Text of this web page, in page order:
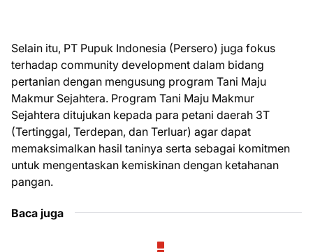
Selain itu, PT Pupuk Indonesia (Persero) juga fokus
terhadap community development dalam bidang
pertanian dengan mengusung program Tani Maju
Makmur Sejahtera. Program Tani Maju Makmur
Sejahtera ditujukan kepada para petani daerah 3T
(Tertinggal, Terdepan, dan Terluar) agar dapat
memaksimalkan hasil taninya serta sebagai komitmen
untuk mengentaskan kemiskinan dengan ketahanan
pangan.
Baca juga